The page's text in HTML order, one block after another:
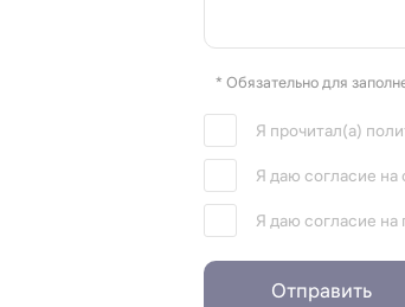
* Обязательно для
Я прочитал(а)
Я даю согласие на
Я даю согласие
Отправить